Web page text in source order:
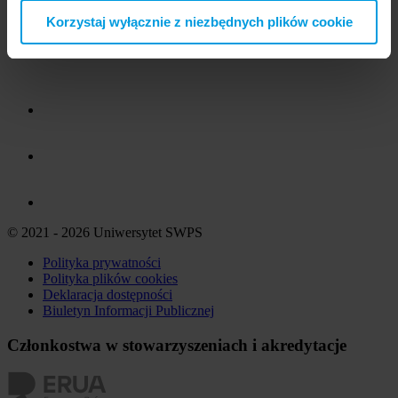
Korzystaj wyłącznie z niezbędnych plików cookie
© 2021 - 2026 Uniwersytet SWPS
Polityka prywatności
Polityka plików cookies
Deklaracja dostępności
Biuletyn Informacji Publicznej
Członkostwa w stowarzyszeniach i akredytacje